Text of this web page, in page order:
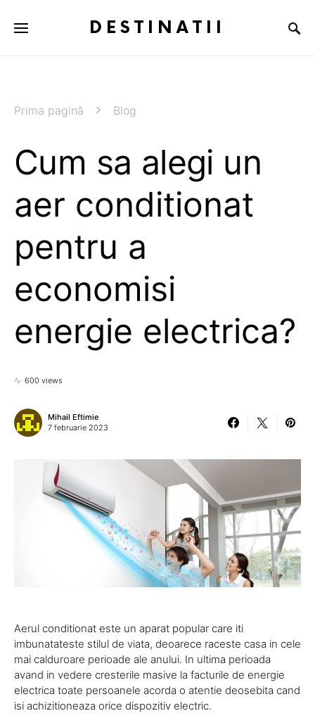
DESTINATII
Prima pagină Blog
Cum sa alegi un
aer conditionat
pentru a
economisi
energie electrica?
600 views
Mihail Eftimie
7 februarie 2023
Aerul conditionat este un aparat popular care iti
imbunatateste stilul de viata, deoarece raceste casa in cele
mai calduroare perioade ale anului. In ultima perioada
avand in vedere cresterile masive la facturile de energie
electrica toate persoanele acorda o atentie deosebita cand
isi achizitioneaza orice dispozitiv electric.